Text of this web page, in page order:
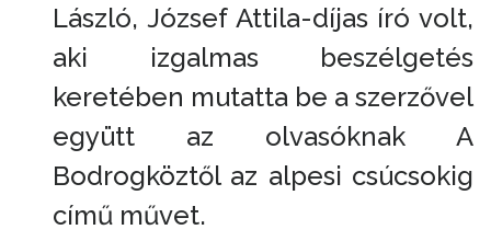
László, József Attila-díjas író volt,
aki izgalmas beszélgetés
keretében mutatta be a szerzővel
együtt az olvasóknak A
Bodrogköztől az alpesi csúcsokig
című művet.